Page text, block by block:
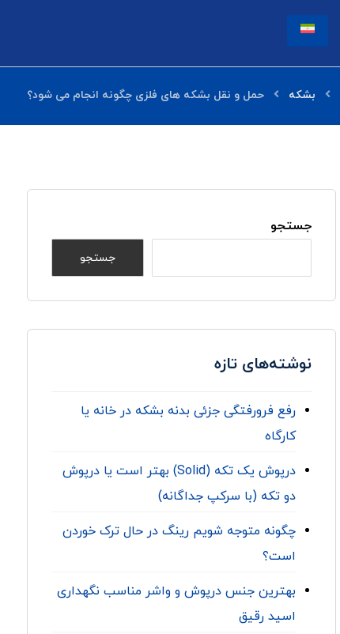
بشکه حمل و نقل بشکه های فلزی چگونه انجام می شود؟
جستجو
جستجو
نوشته‌های تازه
رفع فرورفتگی جزئی بدنه بشکه در خانه یا
کارگاه
درپوش یک تکه (Solid) بهتر است یا درپوش
دو تکه (با سرکپ جداگانه)
چگونه متوجه شویم رینگ در حال ترک خوردن
است؟
بهترین جنس درپوش و واشر مناسب نگهداری
اسید رقیق